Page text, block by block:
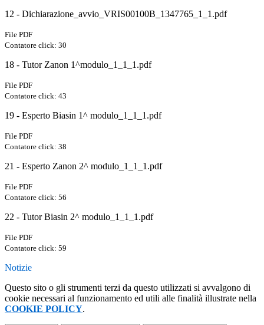
12 - Dichiarazione_avvio_VRIS00100B_1347765_1_1.pdf
File PDF
Contatore click: 30
18 - Tutor Zanon 1^modulo_1_1_1.pdf
File PDF
Contatore click: 43
19 - Esperto Biasin 1^ modulo_1_1_1.pdf
File PDF
Contatore click: 38
21 - Esperto Zanon 2^ modulo_1_1_1.pdf
File PDF
Contatore click: 56
22 - Tutor Biasin 2^ modulo_1_1_1.pdf
File PDF
Contatore click: 59
Notizie
Questo sito o gli strumenti terzi da questo utilizzati si avvalgono di
cookie necessari al funzionamento ed utili alle finalità illustrate nella
COOKIE POLICY.